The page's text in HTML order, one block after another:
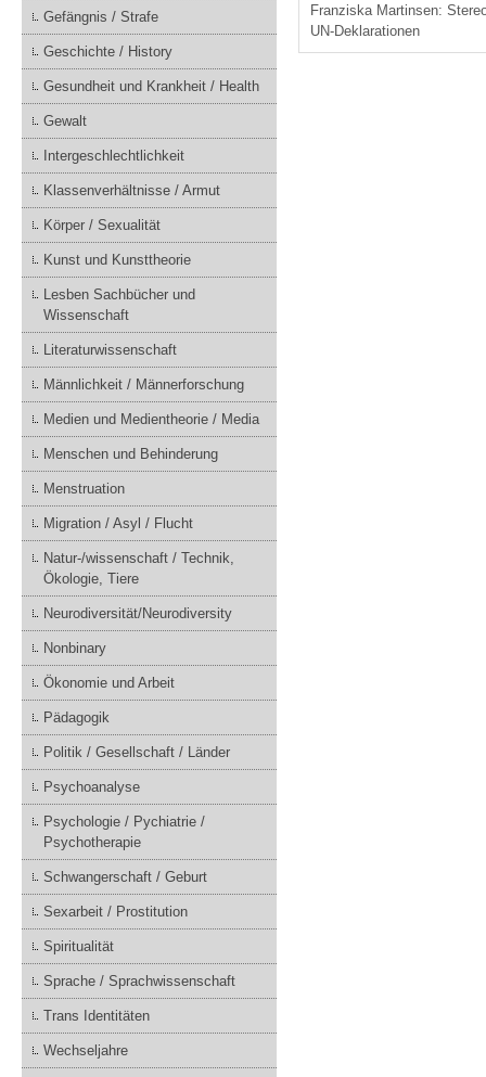
Gefängnis / Strafe
Geschichte / History
Gesundheit und Krankheit / Health
Gewalt
Intergeschlechtlichkeit
Klassenverhältnisse / Armut
Körper / Sexualität
Kunst und Kunsttheorie
Lesben Sachbücher und
Wissenschaft
Literaturwissenschaft
Männlichkeit / Männerforschung
Medien und Medientheorie / Media
Menschen und Behinderung
Menstruation
Migration / Asyl / Flucht
Natur-/wissenschaft / Technik,
Ökologie, Tiere
Neurodiversität/Neurodiversity
Nonbinary
Ökonomie und Arbeit
Pädagogik
Politik / Gesellschaft / Länder
Psychoanalyse
Psychologie / Pychiatrie /
Psychotherapie
Schwangerschaft / Geburt
Sexarbeit / Prostitution
Spiritualität
Sprache / Sprachwissenschaft
Trans Identitäten
Wechseljahre
Franziska Martinsen:
UN-Deklarationen